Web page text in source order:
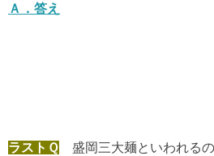
Ａ． 答え
ラストＱ
盛岡三大麺といわれる